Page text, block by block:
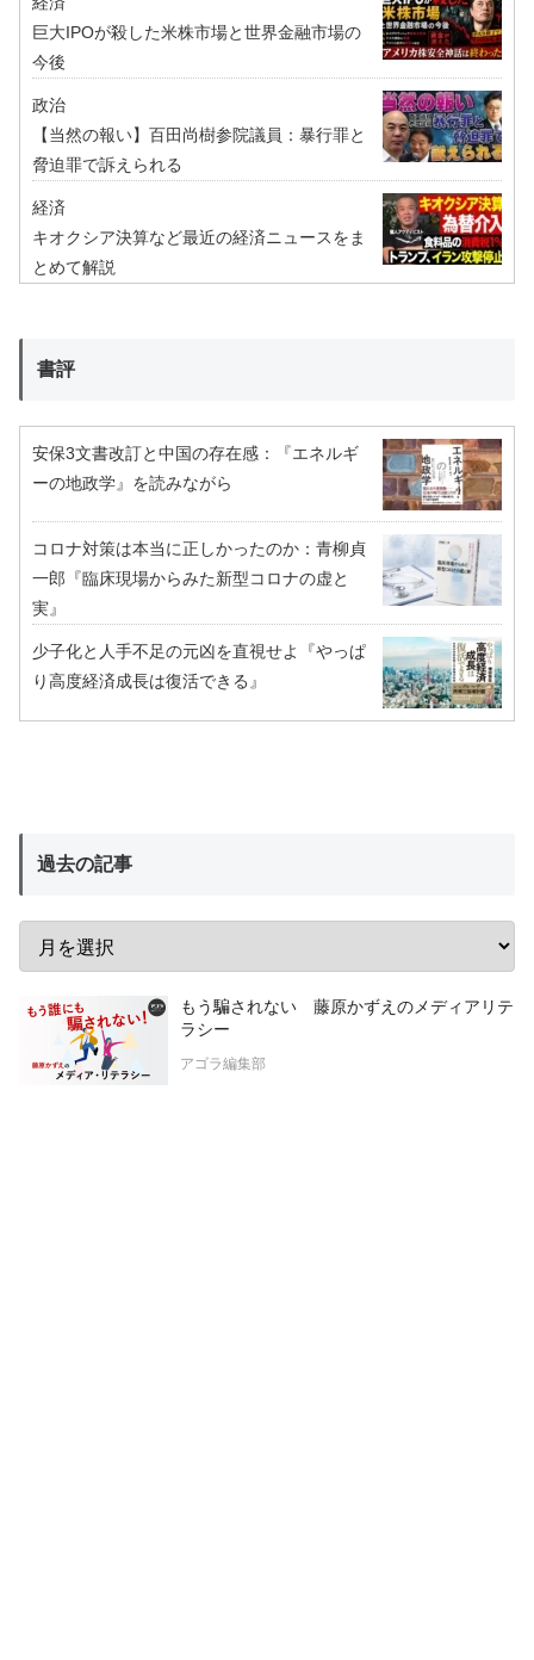
巨大IPOが殺した米株市場と世界金融市場の
今後
政治
【当然の報い】百田尚樹参院議員：暴行罪と
脅迫罪で訴えられる
経済
キオクシア決算など最近の経済ニュースをま
とめて解説
書評
安保3文書改訂と中国の存在感：『エネルギ
ーの地政学』を読みながら
コロナ対策は本当に正しかったのか：青柳貞
一郎『臨床現場からみた新型コロナの虚と
実』
少子化と人手不足の元凶を直視せよ『やっぱ
り高度経済成長は復活できる』
過去の記事
もう騙されない 藤原かずえのメディアリテ
ラシー
アゴラ編集部